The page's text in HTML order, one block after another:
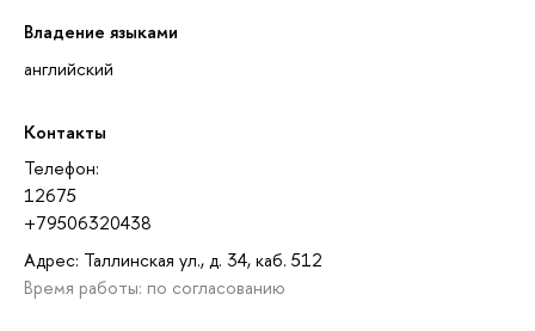
Владение языками
английский
Контакты
Телефон:
12675
+79506320438
Адрес: Таллинская ул., д. 34, каб. 512
Время работы: по согласованию